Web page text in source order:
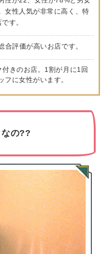
女性人気が非常に高く、特
す。
合評価が高いお店です。
きのお店。1割が月に1回
フに女性がいます。
なの??